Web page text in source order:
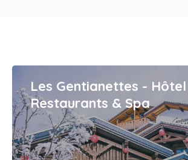
Les Gentianettes - Hôtel
Restaurants & Spa